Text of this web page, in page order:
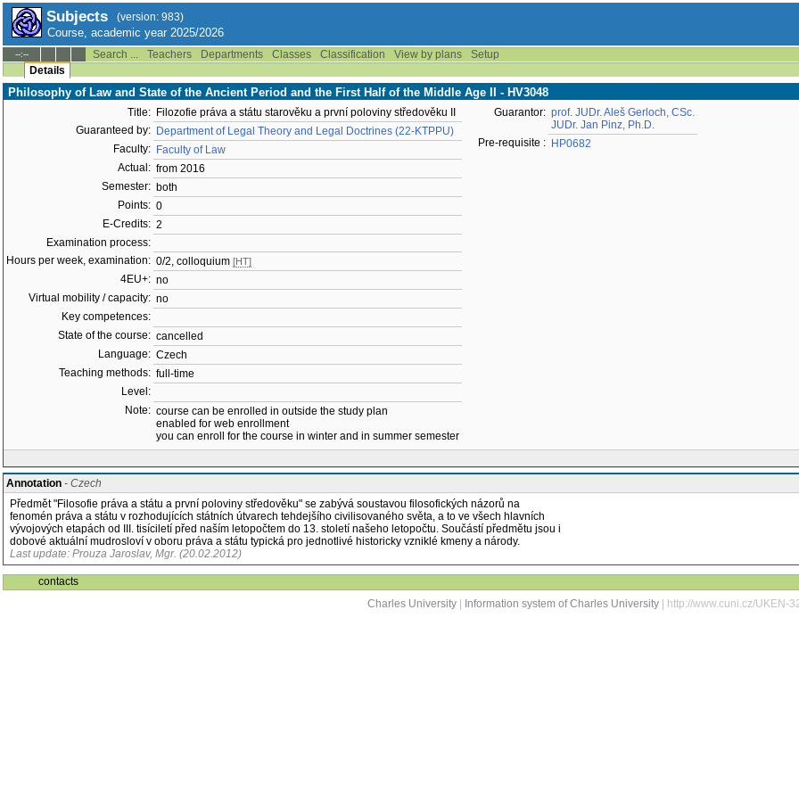
Subjects (version: 983)
Course, academic year 2025/2026
--:-- Search ... Teachers Departments Classes Classification View by plans
Setup
Details
Philosophy of Law and State of the Ancient Period and the First Half of the Middle Age II - HV3048
Title: Filozofie práva a státu starověku a první poloviny středověku II
Guaranteed by: Department of Legal Theory and Legal Doctrines (22-KTPPU)
Faculty: Faculty of Law
Actual: from 2016
Semester: both
Points: 0
E-Credits: 2
Examination process:
Hours per week, examination: 0/2, colloquium [HT]
4EU+: no
Virtual mobility / capacity: no
Key competences:
State of the course: cancelled
Language: Czech
Teaching methods: full-time
Level:
Note: course can be enrolled in outside the study plan
enabled for web enrollment
you can enroll for the course in winter and in summer semester
Guarantor: prof. JUDr. Aleš Gerloch, CSc.
JUDr. Jan Pinz, Ph.D.
Pre-requisite : HP0682
Annotation - Czech
Předmět "Filosofie práva a státu a první poloviny středověku" se zabývá soustavou filosofických názorů na
fenomén práva a státu v rozhodujících státních útvarech tehdejšího civilisovaného světa, a to ve všech hlavních
vývojových etapách od III. tisíciletí před naším letopočtem do 13. století našeho letopočtu. Součástí předmětu jsou i
dobové aktuální mudrosloví v oboru práva a státu typická pro jednotlivé historicky vzniklé kmeny a národy.
Last update: Prouza Jaroslav, Mgr. (20.02.2012)
contacts
Charles University
Information system of Charles University | http://www.cuni.cz/UKEN-